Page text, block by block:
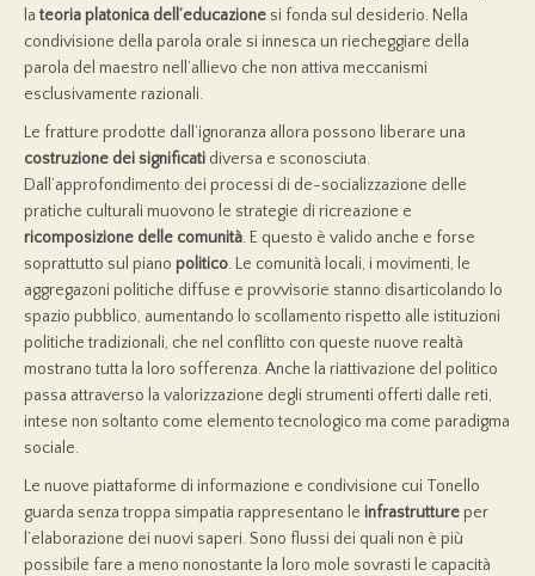
lateoria platonica dell ’educazione si fonda sul desiderio. Nella
condivisione della parola orale si innesca un riecheggiare della
parola del maestro nell’allievo che non attiva meccanismi
esclusivamente razionali.
Le fratture prodotte dall’ignoranza allora possono liberare una
costruzione dei significati diversa e sconosciuta.
Dall’approfondimento dei processi di de-socializzazione delle
pratiche culturali muovono le strategie di ricreazione e
ricomposizione delle comunità. E questo è valido anche e forse
soprattutto sul piano politico. Le comunità locali, i movimenti, le
aggregazoni politiche diffuse e provvisorie stanno disarticolando lo
spazio pubblico, aumentando lo scollamento rispetto alle istituzioni
politiche tradizionali, che nel conflitto con queste nuove realtà
mostrano tutta la loro sofferenza. Anche la riattivazione del politico
passa attraverso la valorizzazione degli strumenti offerti dalle reti,
intese non soltanto come elemento tecnologico ma come paradigma
sociale.
Le nuove piattaforme di informazione e condivisione cui Tonello
guarda senza troppa simpatia rappresentano le infrastrutture per
l’elaborazione dei nuovi saperi. Sono flussi dei quali non è più
possibile fare a meno nonostante la loro mole sovrasti le capacità